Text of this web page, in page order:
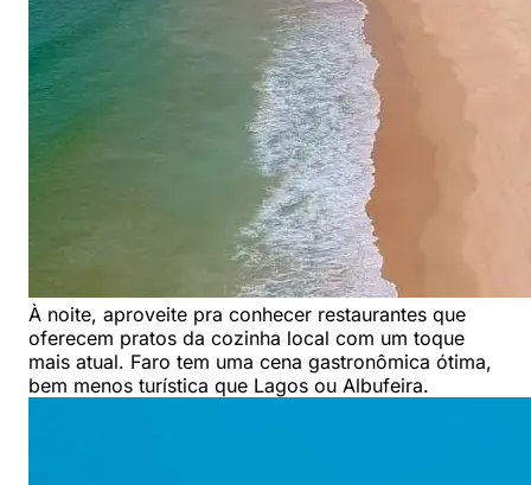
À noite, aproveite pra conhecer restaurantes que
oferecem pratos da cozinha local com um toque
mais atual. Faro tem uma cena gastronômica ótima,
bem menos turística que Lagos ou Albufeira.